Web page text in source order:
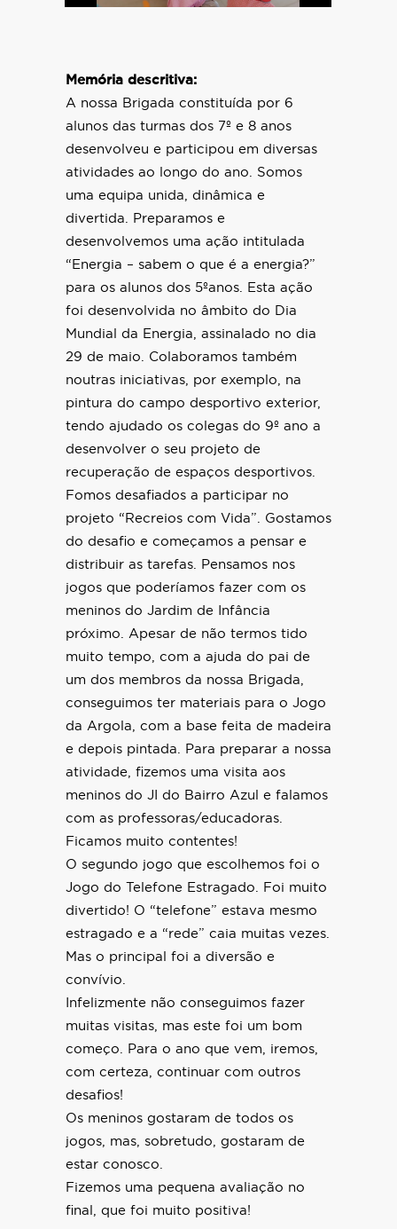
Memória descritiva:
A nossa Brigada constituída por 6
alunos das turmas dos 7º e 8 anos
desenvolveu e participou em diversas
atividades ao longo do ano. Somos
uma equipa unida, dinâmica e
divertida. Preparamos e
desenvolvemos uma ação intitulada
“Energia – sabem o que é a energia?”
para os alunos dos 5ºanos. Esta ação
foi desenvolvida no âmbito do Dia
Mundial da Energia, assinalado no dia
29 de maio. Colaboramos também
noutras iniciativas, por exemplo, na
pintura do campo desportivo exterior,
tendo ajudado os colegas do 9º ano a
desenvolver o seu projeto de
recuperação de espaços desportivos.
Fomos desafiados a participar no
projeto “Recreios com Vida”. Gostamos
do desafio e começamos a pensar e
distribuir as tarefas. Pensamos nos
jogos que poderíamos fazer com os
meninos do Jardim de Infância
próximo. Apesar de não termos tido
muito tempo, com a ajuda do pai de
um dos membros da nossa Brigada,
conseguimos ter materiais para o Jogo
da Argola, com a base feita de madeira
e depois pintada. Para preparar a nossa
atividade, fizemos uma visita aos
meninos do JI do Bairro Azul e falamos
com as professoras/educadoras.
Ficamos muito contentes!
O segundo jogo que escolhemos foi o
Jogo do Telefone Estragado. Foi muito
divertido! O “telefone” estava mesmo
estragado e a “rede” caia muitas vezes.
Mas o principal foi a diversão e
convívio.
Infelizmente não conseguimos fazer
muitas visitas, mas este foi um bom
começo. Para o ano que vem, iremos,
com certeza, continuar com outros
desafios!
Os meninos gostaram de todos os
jogos, mas, sobretudo, gostaram de
estar conosco.
Fizemos uma pequena avaliação no
final, que foi muito positiva!